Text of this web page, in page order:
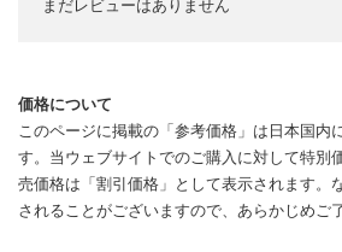
まだレビューはありません
価格について
このページに掲載の「参考価格」は日本国内
す。当ウェブサイトでのご購入に対して特別
売価格は「割引価格」として表示されます。
されることがございますので、あらかじめご